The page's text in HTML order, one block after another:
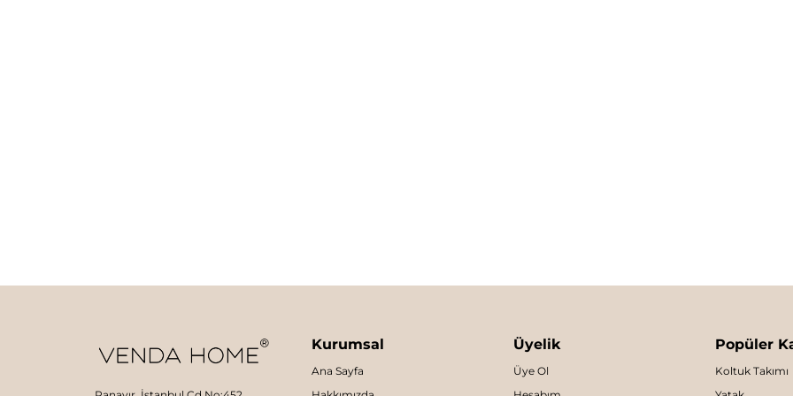
Kurumsal
Ana Sayfa
Üyelik
Üye Ol
Popüler
Koltuk Takımı